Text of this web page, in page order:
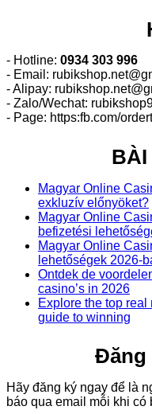
- Hotline: 0934 303 996
- Email:
- Alipay:
- Zalo/Wechat:
- Page: https:fb.com/
BÀI
Magyar Online
exkluzív előnyöket?
Magyar Online
befizetési
Magyar Online
lehetőségek 2026-
Ontdek de
casino’s in 2026
Explore the top
guide to winning
Đăng
Hãy đăng ký ngay để là
báo qua email mỗi khi có